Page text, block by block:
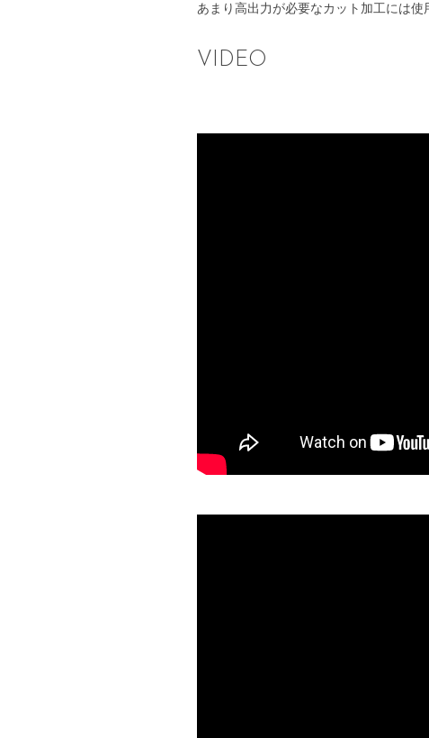
あまり高出力が必要なカット加工には使
VIDEO